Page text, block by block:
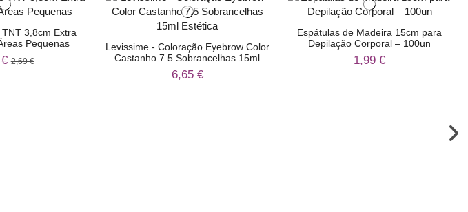
3,8cm Extra
Pequenas
€2,69 €
Levissime - Coloração Eyebrow Color
Castanho 7.5 Sobrancelhas 15ml
6,65 €
Espátulas de Madeira 15cm para
Depilação Corporal – 100un
1,99 €